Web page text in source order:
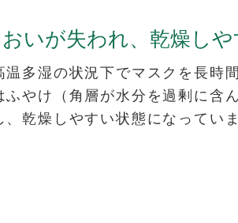
いが失われ、乾燥し
温多湿の状況下でマスクを長時
ふやけ（角層が水分を過剰に含
、乾燥しやすい状態になっていま